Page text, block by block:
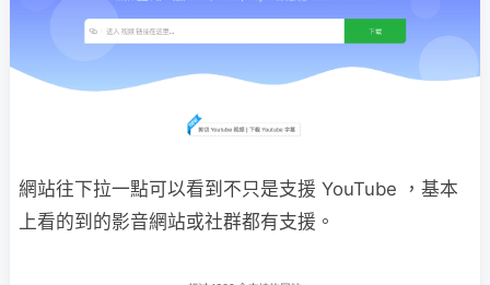
網站往下拉一點可以看到不只是支援 YouTube ，基本
上看的到的影音網站或社群都有支援。